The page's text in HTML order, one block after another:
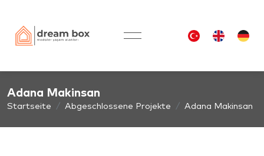
Adana Makinsan
Startseite Abgeschlossene Projekte Adana Makinsan